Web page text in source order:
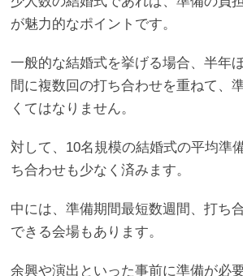
が魅力的なポイントです。
一般的な結婚式を挙げる場合、半年
間に複数回の打ち合わせを重ねて、
くてはなりません。
対して、10名規模の結婚式の平均準
ち合わせも少なく済みます。
中には、準備期間最短数週間、打ち
できる会場もあります。
余興や演出といった事前に準備が必